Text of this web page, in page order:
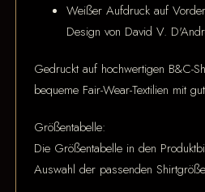
Weißer Aufdruck auf
Design von David V.
Gedruckt auf hochwertigen B&C-
bequeme Fair-Wear-Textilien mit
Größentabelle:
Die Größentabelle in den
Auswahl der passenden